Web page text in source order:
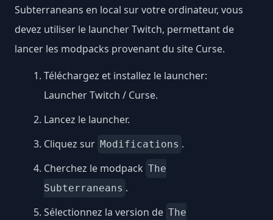
Subterraneans en local sur votre ordinateur, vous
devez utiliser le launcher Twitch, permettant de
lancer les modpacks provenant du site Curse.
Téléchargez et installez le launcher:
Launcher Twitch / Curse.
Lancez le launcher.
Cliquez sur Modifications .
Cherchez le modpack The
Subterraneans .
Sélectionnez la version de The